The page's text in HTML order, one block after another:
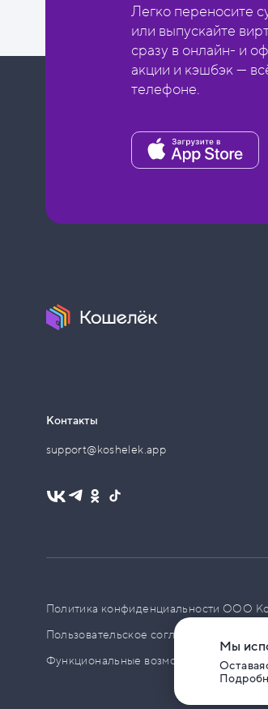
Легко переносите
или выпускайте
сразу в онлайн- и
акции и кэшбэк —
телефоне.
Контакты
support@koshelek.app
Политика конфиденциальности ООО
Пользовательское соглашение
Функциональные возможности ПО
Мы